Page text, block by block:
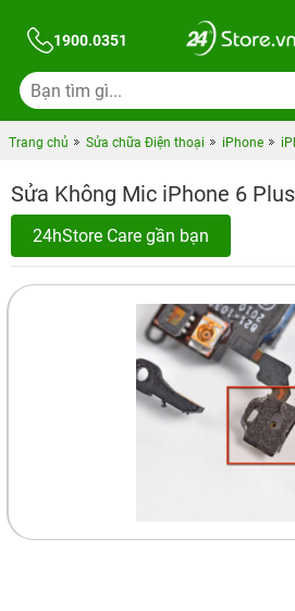
1900.0351
Trang chủ Sửa chữa Điện thoại iPhone
Sửa Không Mic iPhone 6 Plus
24hStore Care gần bạn